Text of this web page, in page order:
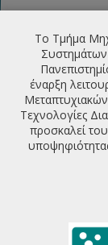
10/07/2025
Sorry, this
Πρόσκληση
φοιτητών
22/06/2026
Το Τμήμα
έναρξη
Τεχνολογίες
προσκαλεί